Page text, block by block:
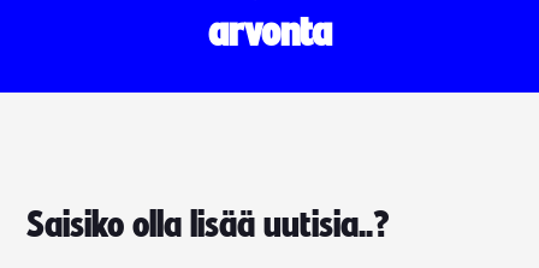
arvonta
Saisiko olla lisää uutisia..?